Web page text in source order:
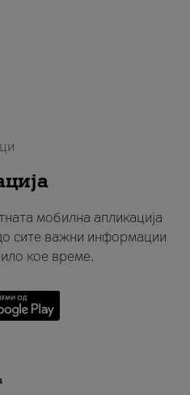
мобилна апликација
сите важни информации
кое време.